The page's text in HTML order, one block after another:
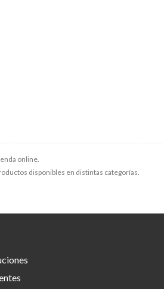
online.
disponibles en distintas categorías.